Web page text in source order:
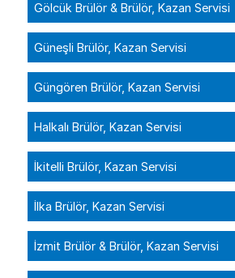
Gölcük Brülör & Brülör, Kazan Servisi
Güneşli Brülör, Kazan Servisi
Güngören Brülör, Kazan Servisi
Halkalı Brülör, Kazan Servisi
İkitelli Brülör, Kazan Servisi
İlka Brülör, Kazan Servisi
İzmit Brülör & Brülör, Kazan Servisi